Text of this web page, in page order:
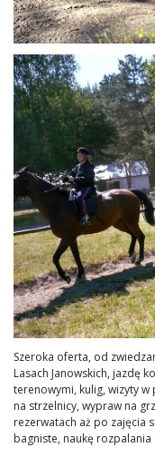
Szeroka oferta, od
Lasach Janowskich, jazdę
terenowymi, kulig, wizyty w
na strzelnicy, wypraw na
rezerwatach aż po zajęcia
bagniste, naukę rozpalania